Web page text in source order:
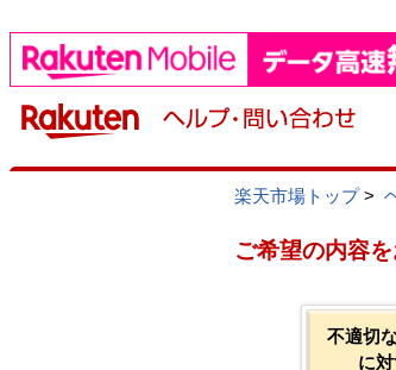
楽天市場トップ>
ご希望の内容
不適切
に